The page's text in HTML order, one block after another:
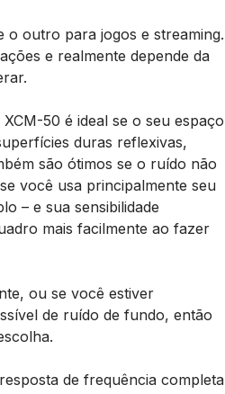
o outro para jogos e streaming.
e realmente depende da
50 é ideal se o seu espaço
duras reflexivas,
são ótimos se o ruído não
você usa principalmente seu
– e sua sensibilidade
mais facilmente ao fazer
ou se você estiver
de ruído de fundo, então
de frequência completa